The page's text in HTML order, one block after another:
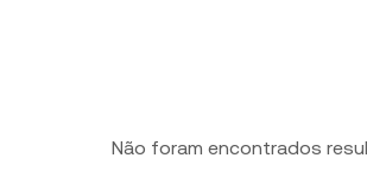
Não foram encontrados